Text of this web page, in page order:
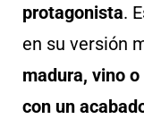
protagonista.
en su versión
madura, vino
con un